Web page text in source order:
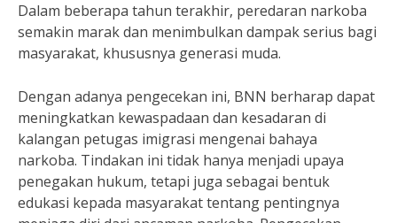
Dalam beberapa tahun terakhir, peredaran narkoba
semakin marak dan menimbulkan dampak serius bagi
masyarakat, khususnya generasi muda.
Dengan adanya pengecekan ini, BNN berharap dapat
meningkatkan kewaspadaan dan kesadaran di
kalangan petugas imigrasi mengenai bahaya
narkoba. Tindakan ini tidak hanya menjadi upaya
penegakan hukum, tetapi juga sebagai bentuk
edukasi kepada masyarakat tentang pentingnya